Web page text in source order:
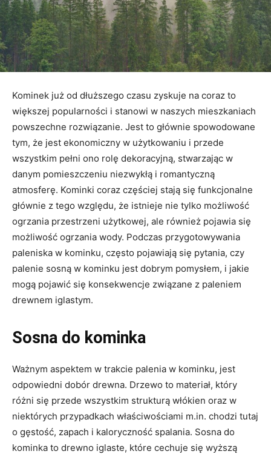
Kominek już od dłuższego czasu zyskuje na coraz to
większej popularności i stanowi w naszych mieszkaniach
powszechne rozwiązanie. Jest to głównie spowodowane
tym, że jest ekonomiczny w użytkowaniu i przede
wszystkim pełni ono rolę dekoracyjną, stwarzając w
danym pomieszczeniu niezwykłą i romantyczną
atmosferę. Kominki coraz częściej stają się funkcjonalne
głównie z tego względu, że istnieje nie tylko możliwość
ogrzania przestrzeni użytkowej, ale również pojawia się
możliwość ogrzania wody. Podczas przygotowywania
paleniska w kominku, często pojawiają się pytania, czy
palenie sosną w kominku jest dobrym pomysłem, i jakie
mogą pojawić się konsekwencje związane z paleniem
drewnem iglastym.
Sosna do kominka
Ważnym aspektem w trakcie palenia w kominku, jest
odpowiedni dobór drewna. Drzewo to materiał, który
różni się przede wszystkim strukturą włókien oraz w
niektórych przypadkach właściwościami m.in. chodzi tutaj
o gęstość, zapach i kaloryczność spalania. Sosna do
kominka to drewno iglaste, które cechuje się wyższą